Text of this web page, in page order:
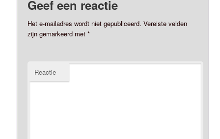
Geef een reactie
Het e-mailadres wordt niet gepubliceerd. Vereiste velden
zijn gemarkeerd met*
Reactie